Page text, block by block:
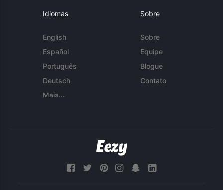
Idiomas
English
Español
Português
Deutsch
Mais...
Sobre
Sobre
Equipe
Blogue
Contato